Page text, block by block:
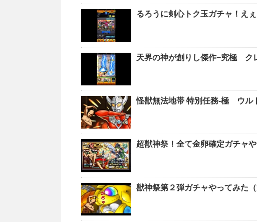
るろうに剣心トク玉ガチャ！えぇ
天界の神が創りし傑作−究極 ク
怪獣無法地帯 特別任務-極 ウル
超獣神祭！全て金卵確定ガチャ
獣神祭第２弾ガチャやってみた（